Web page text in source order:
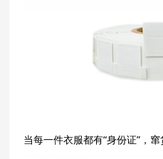
当每一件衣服都有“身份证”，